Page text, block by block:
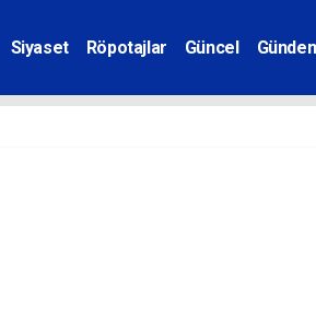
Siyaset Röpotajlar Güncel